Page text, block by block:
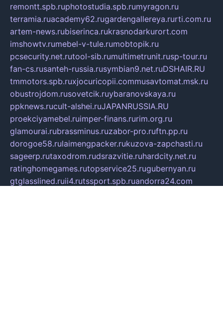
remontt.spb.ruphotostudia.spb.rumyragon.ru
terramia.ruacademy62.rugardengallereya.rurti.com.ru
artem-news.rubiserinca.rukrasnodarkurort.com
imshowtv.rumebel-v-tule.rumobtopik.ru
pcsecurity.net.rutool-sib.rumultimetrunit.rusp-tour.ru
fan-cs.rusanteh-russia.rusymbian9.net.ruDSHAIR.RU
tmmotors.spb.ruxjocuricopii.commusavtomat.msk.ru
obustrojdom.rusovetcik.ruybaranovskaya.ru
ppknews.rucult-alshei.ruJAPANRUSSIA.RU
proekciyamebel.ruimper-finans.rurim.org.ru
glamourai.rubrassminus.ruzabor-pro.ruftn.pp.ru
dorogoe58.rulaimengpacker.rukuzova-zapchasti.ru
sageerp.rutaxodrom.rudsrazvitie.ruhardcity.net.ru
ratinghomegames.rutopservice25.rugubernyan.ru
gtglasslined.ruii4.rutssport.spb.ruandorra24.com